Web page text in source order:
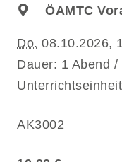
ÖAMTC
Do. 08.10.2026,
Dauer: 1 Abend
AK3002